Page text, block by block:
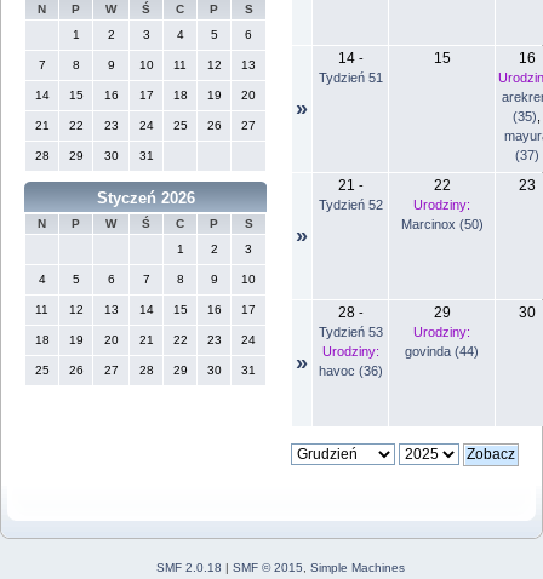
N P W Ś C P
S
1
2 3 4 5 6
7 8 9 10 11 12 13
14 15 16 17 18 19 20
21 22 23 24 25 26 27
28 29 30 31
Styczeń 2026
N P W Ś C P
S
1
2 3
4 5 6 7 8 9 10
11 12 13 14 15 16 17
18 19 20 21 22 23 24
25 26 27 28 29 30 31
»
14-
Tydzień 51
15 16
(35)
(37)
»
21 -
Tydzień 52
22
Urodziny:
Marcinox (50)
23
»
28-
Tydzień 53
Urodziny:
havoc (36)
29
Urodziny:
govinda (44)
30
SMF 2.0.18 | SMF © 2015
Simple Machines